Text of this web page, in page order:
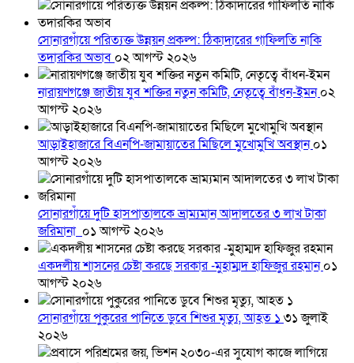
সোনারগাঁয়ে পরিত্যক্ত উন্নয়ন প্রকল্প: ঠিকাদারের গাফিলতি নাকি
তদারকির অভাব ০২ আগস্ট ২০২৬
নারায়ণগঞ্জে জাতীয় যুব শক্তির নতুন কমিটি, নেতৃত্বে বাঁধন-ইমন০২
আগস্ট ২০২৬
আড়াইহাজারে বিএনপি-জামায়াতের মিছিলে মুখোমুখি অবস্থান০১
আগস্ট ২০২৬
সোনারগাঁয়ে দুটি হাসপাতালকে ভ্রাম্যমান আদালতের ৩ লাখ টাকা
জরিমানা ০১ আগস্ট ২০২৬
একদলীয় শাসনের চেষ্টা করছে সরকার -মুহাম্মদ হাফিজুর রহমান০১
আগস্ট ২০২৬
সোনারগাঁয়ে পুকুরের পানিতে ডুবে শিশুর মৃত্যু, আহত ১ ৩১ জুলাই
২০২৬